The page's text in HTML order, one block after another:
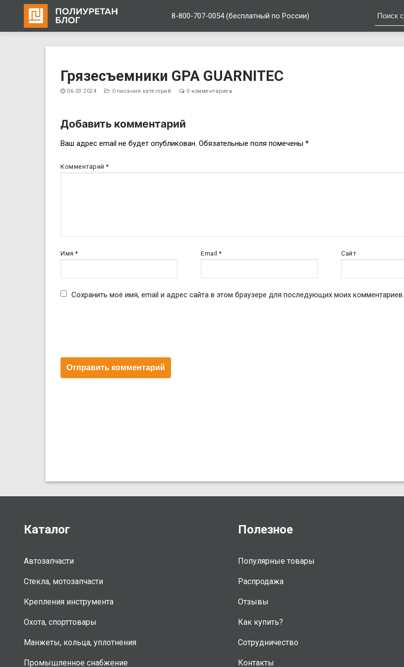
8-800-707-0054 (бесплатный по России)
содержимому
Грязесъемники GPA GUARNITEC
06.03.2024 Описания категорий 0 комментариев
Навигация
по
Добавить комментарий
Ваш адрес email не будет опубликован. Обязательные поля помечены *
Комментарий*
Имя* Email* Сайт
Сохранить моё имя, email и адрес сайта в этом браузере для последующих моих комментариев.
Каталог
Автозапчасти
Стекла, мотозапчасти
Крепления инструмента
Охота, спорттовары
Манжеты, кольца, уплотнения
Промышленное снабжение
Полезное
Популярные товары
Распродажа
Отзывы
Как купить?
Сотрудничество
Контакты